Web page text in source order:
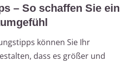
– So schaffen Sie ein
können Sie Ihr
dass es größer und